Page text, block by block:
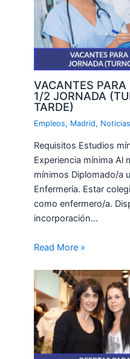
VACANTES PARA
1/2 JORNADA
TARDE)
Empleos, Madrid, Noticias
Requisitos Estudios
Experiencia mínima Al
mínimos Diplomado/a
Enfermería. Estar
como enfermero/a.
incorporación…
Read More »